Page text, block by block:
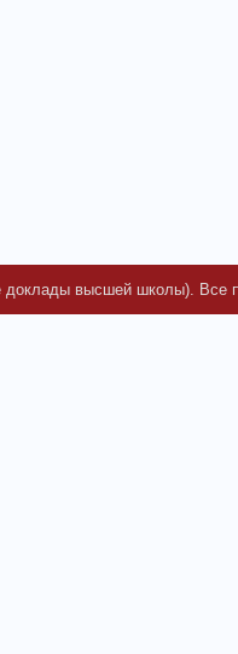
доклады высшей школы). Все